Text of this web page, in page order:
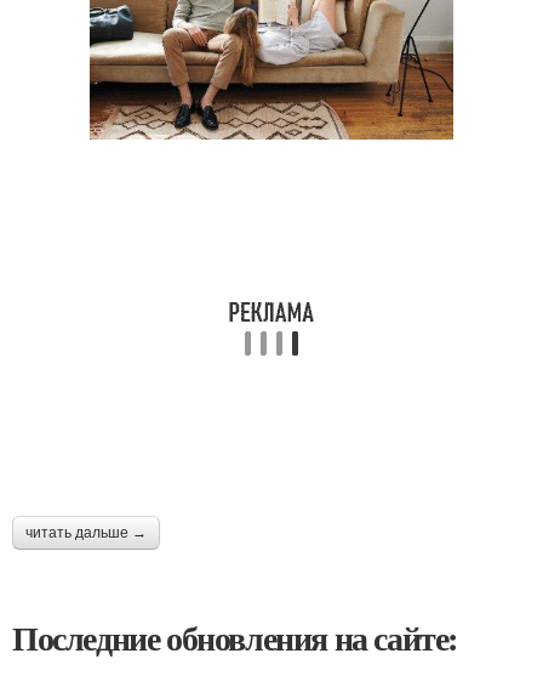
читать дальше →
Последние обновления на сайте: